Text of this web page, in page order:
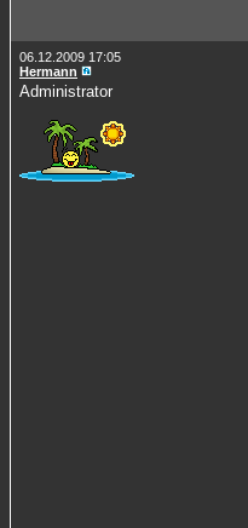
06.12.2009 17:05
Hermann
Administrator